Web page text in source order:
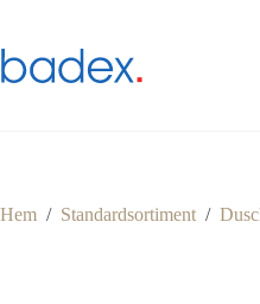
innehåll
Hem / Standardsortiment /